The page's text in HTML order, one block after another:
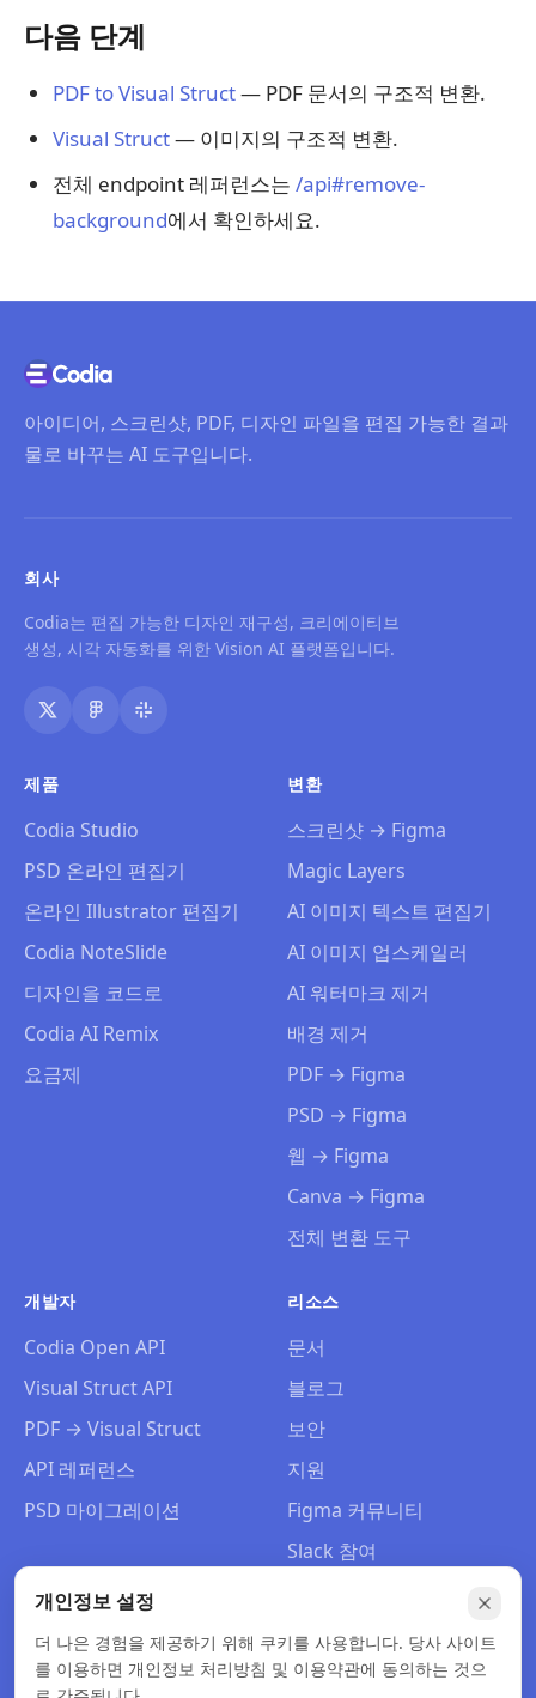
다음 단계
PDF to Visual Struct— PDF 문서의 구조적 변환.
Visual Struct— 이미지의 구조적 변환.
전체 endpoint 레퍼런스는 /api#remove-
background에서 확인하세요.
아이디어, 스크린샷, PDF, 디자인 파일을 편집 가능한 결과
물로 바꾸는 AI 도구입니다.
회사
Codia는 편집 가능한 디자인 재구성, 크리에이티브
생성, 시각 자동화를 위한 Vision AI 플랫폼입니다.
제품
Codia Studio
PSD 온라인 편집기
온라인 Illustrator 편집기
Codia NoteSlide
디자인을 코드로
Codia AI Remix
요금제
변환
스크린샷 → Figma
Magic Layers
AI 이미지 텍스트 편집기
AI 이미지 업스케일러
AI 워터마크 제거
배경 제거
PDF → Figma
PSD → Figma
웹 → Figma
Canva → Figma
전체 변환 도구
개발자
Codia Open API
Visual Struct API
PDF → Visual Struct
API 레퍼런스
PSD 마이그레이션
리소스
문서
블로그
보안
지원
Figma 커뮤니티
Slack 참여
문의
개인정보 설정
더 나은 경험을 제공하기 위해 쿠키를 사용합니다. 당사 사이트
를 이용하면 개인정보 처리방침 및 이용약관에 동의하는 것으